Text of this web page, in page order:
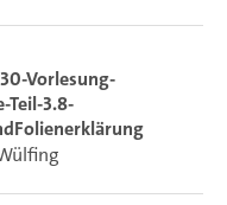
Vorlesung-
Teil-3.8-